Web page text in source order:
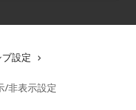
設定
/非表示設定